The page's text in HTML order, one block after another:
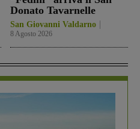
Donato Tavarnelle
San Giovanni Valdarno
8 Agosto 2026